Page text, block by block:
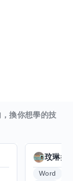
換你想學的技
玟琳擅
Word